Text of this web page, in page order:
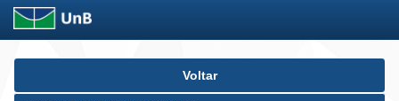
Skip
Voltar